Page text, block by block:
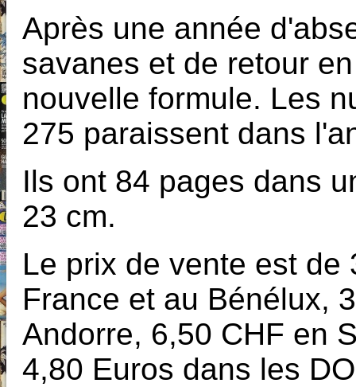
Après une année
savanes et de retour
nouvelle formule. Les
275 paraissent dans
Ils ont 84 pages dans
23 cm.
Le prix de vente est de
France et au Bénélux,
Andorre, 6,50 CHF en
4,80 Euros dans les